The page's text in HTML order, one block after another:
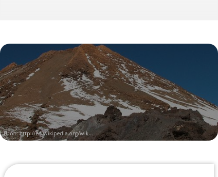
Bron:http://en.wikipedia.org/wik...